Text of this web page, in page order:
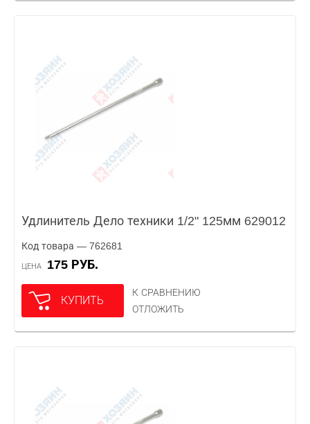
Удлинитель Дело техники 1/2" 125мм 629012
Код товара — 762681
ЦЕНА 175 РУБ.
КУПИТЬ
К СРАВНЕНИЮ
ОТЛОЖИТЬ